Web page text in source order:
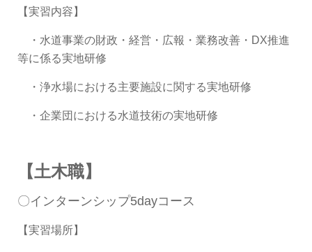
【実習内容】
・水道事業の財政・経営・広報・業務改善・DX推進
等に係る実地研修
・浄水場における主要施設に関する実地研修
・企業団における水道技術の実地研修
【土木職】
〇インターンシップ5dayコース
【実習場所】